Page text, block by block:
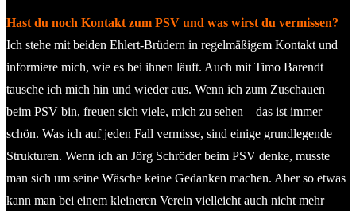
Hast du noch Kontakt zum PSV und was wirst du vermissen?
Ich stehe mit beiden Ehlert-Brüdern in regelmäßigem Kontakt und
informiere mich, wie es bei ihnen läuft. Auch mit Timo Barendt
tausche ich mich hin und wieder aus. Wenn ich zum Zuschauen
beim PSV bin, freuen sich viele, mich zu sehen – das ist immer
schön. Was ich auf jeden Fall vermisse, sind einige grundlegende
Strukturen. Wenn ich an Jörg Schröder beim PSV denke, musste
man sich um seine Wäsche keine Gedanken machen. Aber so etwas
kann man bei einem kleineren Verein vielleicht auch nicht mehr